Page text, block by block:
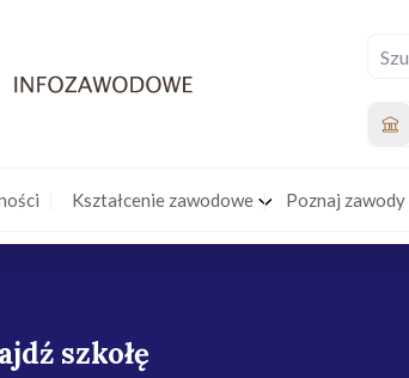
Kształcenie zawodowe Poznaj zawody
szkołę